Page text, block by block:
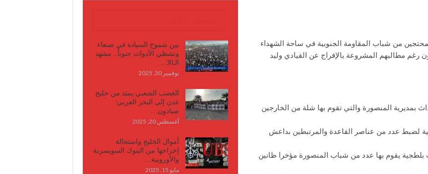
من شباب المقاومة الجنوبية في ساحة الشهداء
رغم مطالبهم المشروعة بالإفراج عن القيادي وليد
بمديرية المنصورة والتي تقوم بها شلة من الخارجين
لضبط عدد من عناصر القاعدة والمرتبطين بداعش
يقوم بها عدد من شباب المنصورة مؤخرا ظانين
بين شموخ السيادة في صنعاء
وتشظي الأدوات جنوباً.. مشهد
الـ30…
نوفمبر 30, 2025
الغضب الشعبي يمتد من خليج
عدن إلى البحر العربي:
صيادون…
أغسطس 20, 2025
أموال الخليج واستحالة
إخراجها من البنوك السويسرية
والأوروبية…
مايو 15, 2025